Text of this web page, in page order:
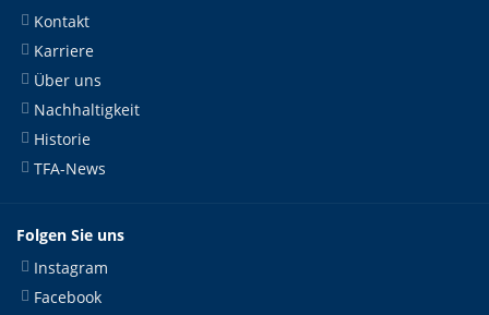
Kontakt
Karriere
Über uns
Nachhaltigkeit
Historie
TFA-News
Folgen Sie uns
Instagram
Facebook